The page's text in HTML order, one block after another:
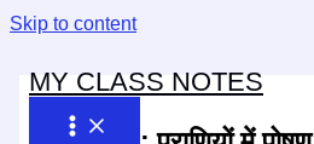
Skip to content
MY CLASS NOTES